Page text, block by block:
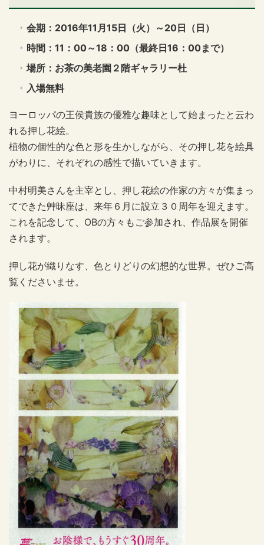
会期：2016年11月15日（火）～20日（日）
時間：11：00～18：00（最終日16：00まで）
場所：お茶の美老園２階ギャラリー杜
入場無料
ヨーロッパの王侯貴族の優雅な趣味として始まったと云わ
れる押し花絵。
植物の個性的な色と形を生かしながら、その押し花を絵具
がわりに、それぞれの感性で描いていきます。
中村明美さんを主宰とし、押し花絵の作家の方々が集まっ
てできた艸昧座は、来年６月に設立３０周年を迎えます。
これを記念して、OBの方々もご参加され、作品展を開催
されます。
押し花が織りなす、色とりどりの幻想的な世界。ぜひご高
覧くださいませ。